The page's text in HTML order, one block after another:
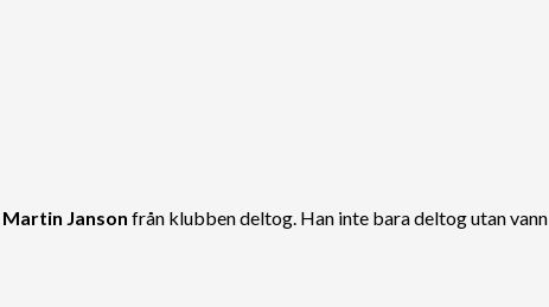
Martin Janson från klubben deltog. Han inte bara deltog utan vann